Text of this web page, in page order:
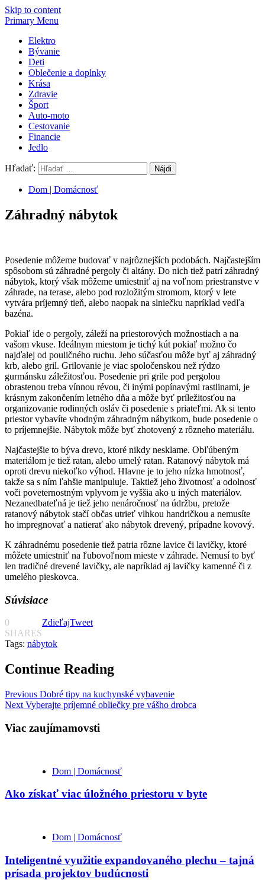
Skip to content
Primary Menu
Elektro
Bývanie
Deti
Oblečenie a doplnky
Krása
Zdravie
Šport
Auto-moto
Cestovanie
Financie
Jedlo
Hľadať:
Dom | Domácnosť
Záhradný nábytok
Posedenie môžeme budovať v najrôznejších podobách. Najčastejším
spôsobom sú záhradné pergoly či altány. Do nich tiež patrí záhradný
nábytok, ktorý však môžeme umiestniť aj na voľnom priestranstve v
záhrade, na terase, alebo pod rozložitým stromom, ktorý v lete
vytvára príjemný tieň, alebo naopak na slniečku napríklad vedľa
bazéna.
Pokiaľ ide o pergoly, záleží na priestorových možnostiach a na
vašom vkuse. Ideálnym miestom je tichý kút pokiaľ možno čo
najďalej od pouličného ruchu. Jeho súčasťou môže byť aj záhradný
krb, alebo gril. Grilovanie je viac spoločenskou než rýdzo
gurmánsku záležitosťou. Posedenie pri grile pod pergolou
obrastenou treba vínnou révou, či inými popínavými rastlinami, je
krásnym zakončením letného dňa a môže byť príležitosťou na
organizovanie rodinných osláv či posedenie s priateľmi. Ak si tento
priestor vybavíte vhodným záhradným nábytkom, bude posedenie o
to príjemnejšie. Nábytok môže byť zhotovený z rôzneho materiálu.
Najčastejšie to býva drevo, ktoré nikdy nesklame. Obľúbeným
materiálom je tiež ratan, alebo umelý ratan. Ratanový nábytok má
oproti drevu niekoľko výhod. Hlavne je to jeho nízka hmotnosť,
takže sa s ním ľahšie manipuluje. Taktiež jeho životnosť a odolnosť
voči poveternostným vplyvom je vyššia ako u iných materiálov.
Nezanedbateľná je tiež jeho nenáročnosť na údržbu, pretože
ratanový nábytok stačí občas utrieť vlhkou handričkou a nemusíte
ho impregnovať a natierať ako nábytok drevený, prípadne kovový.
K záhradnému posedenie tiež patria rôzne lavice či lavičky, ktoré
môžete umiestniť na ľubovoľnom mieste v záhrade. Nemusí to byť
len tradičné drevené lavičky, ale napríklad aj lavičky kamenné či z
umelého pieskovca.
Súvisiace
0
SHARES
ZdieľajTweet
Tags: nábytok
Continue Reading
Previous Dobré tipy na kuchynské vybavenie
Next Vyberajte príjemné obliečky pre vášho drobca
Viac zaujímamovsti
Dom | Domácnosť
Ako získať viac úložného priestoru v byte
Dom | Domácnosť
Inteligentné využitie expandovaného plechu – tajná
prísada projektov budúcnosti